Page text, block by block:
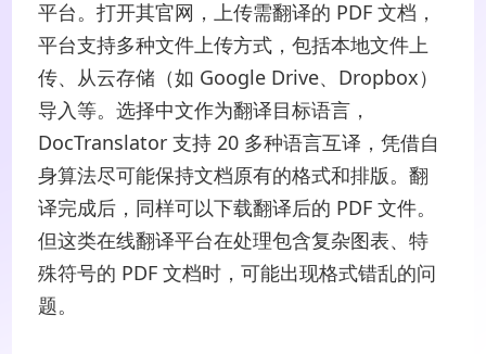
平台。打开其官网，上传需翻译的 PDF 文档，
平台支持多种文件上传方式，包括本地文件上
传、从云存储（如 Google Drive、Dropbox）
导入等。选择中文作为翻译目标语言，
DocTranslator 支持 20 多种语言互译，凭借自
身算法尽可能保持文档原有的格式和排版。翻
译完成后，同样可以下载翻译后的 PDF 文件。
但这类在线翻译平台在处理包含复杂图表、特
殊符号的 PDF 文档时，可能出现格式错乱的问
题。